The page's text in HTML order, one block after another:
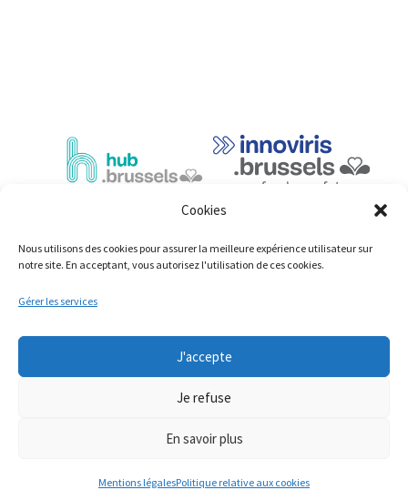
Cookies
Nous utilisons des cookies pour assurer la meilleure expérience utilisateur sur
notre site. En acceptant, vous autorisez l'utilisation de ces cookies.
Gérer les services
J'accepte
Je refuse
En savoir plus
Mentions légalesPolitique relative aux cookies
© Copyright 2023: ShiftingEconomy.brussels
Déclaration d’accessibilité